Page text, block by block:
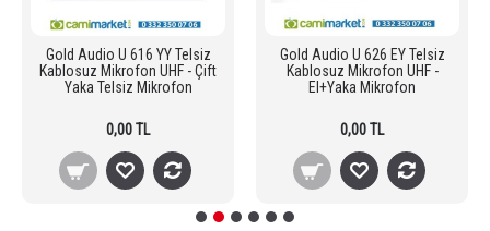
Gold Audio U 616 YY Telsiz
Kablosuz Mikrofon UHF - Çift
Yaka Telsiz Mikrofon
0,00 TL
Gold Audio U 626 EY Telsiz
Kablosuz Mikrofon UHF -
El+Yaka Mikrofon
0,00 TL